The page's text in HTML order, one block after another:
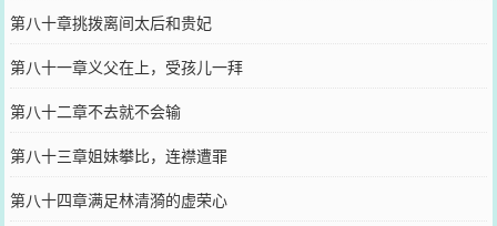
第八十章挑拨离间太后和贵妃
第八十一章义父在上，受孩儿一拜
第八十二章不去就不会输
第八十三章姐妹攀比，连襟遭罪
第八十四章满足林清漪的虚荣心